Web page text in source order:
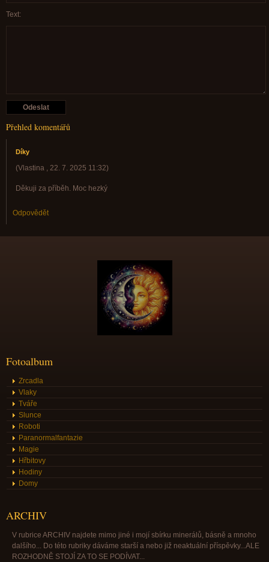
Text:
Přehled komentářů
Díky
(Vlastina , 22. 7. 2025 11:32)
Děkuji za příběh. Moc hezký
Odpovědět
Fotoalbum
Zrcadla
Vlaky
Tváře
Slunce
Roboti
Paranormalfantazie
Magie
Hřbitovy
Hodiny
Domy
ARCHIV
V rubrice ARCHIV najdete mimo jiné i mojí sbírku minerálů, básně a mnoho
dalšího... Do této rubriky dáváme starší a nebo již neaktuální příspěvky...ALE
ROZHODNĚ STOJÍ ZA TO SE PODÍVAT...